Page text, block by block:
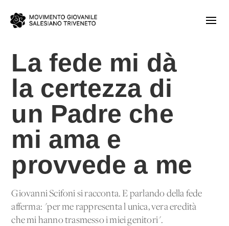
La fede mi dà
la certezza di
un Padre che
mi ama e
provvede a me
Giovanni Scifoni si racconta. E parlando della fede
afferma: "per me rappresenta l'unica, vera eredità
che mi hanno trasmesso i miei genitori".